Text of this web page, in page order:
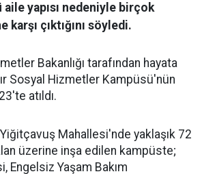
yapısı nedeniyle birçok
çıktığını söyledi.
Bakanlığı tarafından hayata
Sosyal Hizmetler Kampüsü'nün
atıldı.
Mahallesi'nde yaklaşık 72
üzerine inşa edilen kampüste;
Engelsiz Yaşam Bakım